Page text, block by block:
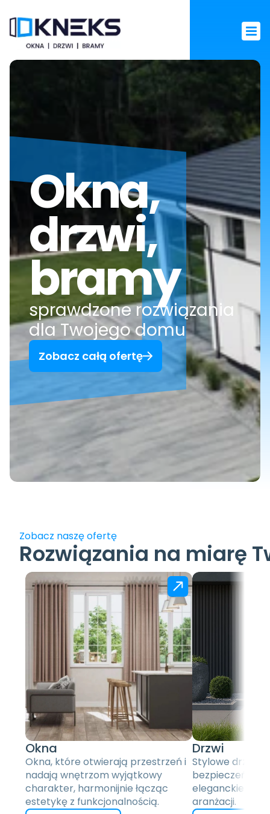
Okna,
drzwi,
bramy
sprawdzone rozwiązania
dla Twojego domu
Zobacz całą ofertę
Zobacz naszę ofertę
Rozwiązania na miarę
Okna
Okna, które otwierają przestrzeń i
nadają wnętrzom wyjątkowy
charakter, harmonijnie łącząc
estetykę z funkcjonalnością.
Drzwi
Stylowe drzwi
eleganckie
aranżacji.